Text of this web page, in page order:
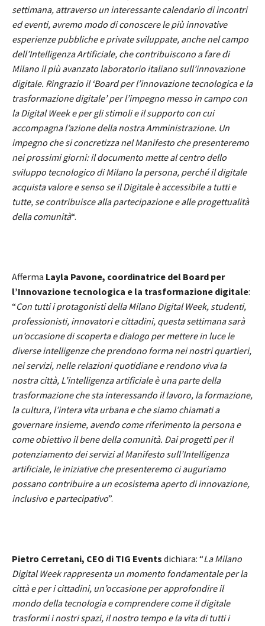
settimana, attraverso un interessante calendario di incontri
ed eventi, avremo modo di conoscere le più innovative
esperienze pubbliche e private sviluppate, anche nel campo
dell’Intelligenza Artificiale, che contribuiscono a fare di
Milano il più avanzato laboratorio italiano sull’innovazione
digitale. Ringrazio il ‘Board per l’innovazione tecnologica e la
trasformazione digitale’ per l’impegno messo in campo con
la Digital Week e per gli stimoli e il supporto con cui
accompagna l’azione della nostra Amministrazione. Un
impegno che si concretizza nel Manifesto che presenteremo
nei prossimi giorni: il documento mette al centro dello
sviluppo tecnologico di Milano la persona, perché il digitale
acquista valore e senso se il Digitale è accessibile a tutti e
tutte, se contribuisce alla partecipazione e alle progettualità
della comunità“.
Afferma Layla Pavone, coordinatrice del Board per
l’Innovazione tecnologica e la trasformazione digitale:
“Con tutti i protagonisti della Milano Digital Week, studenti,
professionisti, innovatori e cittadini, questa settimana sarà
un’occasione di scoperta e dialogo per mettere in luce le
diverse intelligenze che prendono forma nei nostri quartieri,
nei servizi, nelle relazioni quotidiane e rendono viva la
nostra città, L’intelligenza artificiale è una parte della
trasformazione che sta interessando il lavoro, la formazione,
la cultura, l’intera vita urbana e che siamo chiamati a
governare insieme, avendo come riferimento la persona e
come obiettivo il bene della comunità. Dai progetti per il
potenziamento dei servizi al Manifesto sull’Intelligenza
artificiale, le iniziative che presenteremo ci auguriamo
possano contribuire a un ecosistema aperto di innovazione,
inclusivo e partecipativo”.
Pietro Cerretani, CEO di TIG Events dichiara: “La Milano
Digital Week rappresenta un momento fondamentale per la
città e per i cittadini, un’occasione per approfondire il
mondo della tecnologia e comprendere come il digitale
trasformi i nostri spazi, il nostro tempo e la vita di tutti i